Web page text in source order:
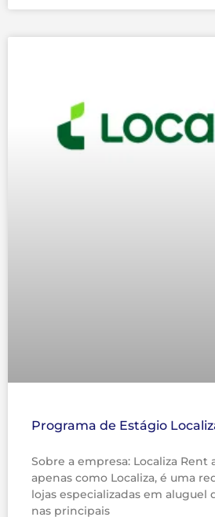
Programa de Estágio
Sobre a empresa: Localiza Rent
apenas como Localiza, é uma
lojas especializadas em aluguel
nas principais